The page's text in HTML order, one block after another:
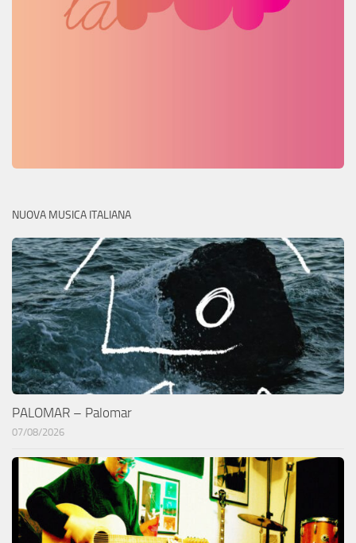
NUOVA MUSICA ITALIANA
PALOMAR – Palomar
07/08/2026